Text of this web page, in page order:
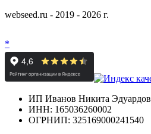
webseed.ru - 2019 - 2026 г.
*
ИП Иванов Никита
ИНН: 165036260002
ОГРНИП: 325169000241540